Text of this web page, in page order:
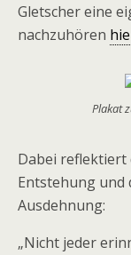
Gletscher eine
nachzuhören
Plakat
Dabei reflektiert
Entstehung und
Ausdehnung:
„Nicht jeder